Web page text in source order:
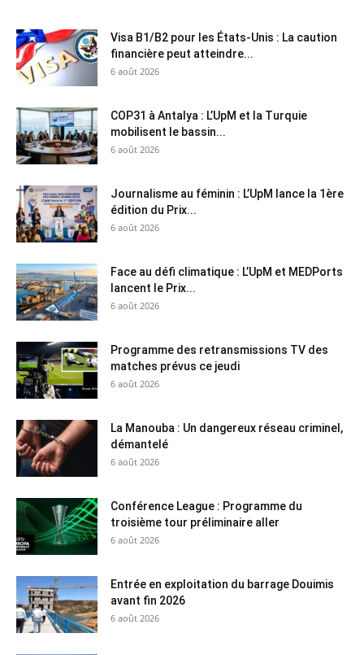
Visa B1/B2 pour les États-Unis : La caution
financière peut atteindre...
6 août 2026
COP31 à Antalya : L’UpM et la Turquie
mobilisent le bassin...
6 août 2026
Journalisme au féminin : L’UpM lance la 1ère
édition du Prix...
6 août 2026
Face au défi climatique : L’UpM et MEDPorts
lancent le Prix...
6 août 2026
Programme des retransmissions TV des
matches prévus ce jeudi
6 août 2026
La Manouba : Un dangereux réseau criminel,
démantelé
6 août 2026
Conférence League : Programme du
troisième tour préliminaire aller
6 août 2026
Entrée en exploitation du barrage Douimis
avant fin 2026
6 août 2026